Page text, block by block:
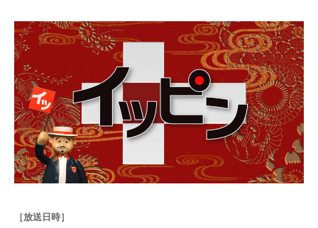
［放送日時］
企画実現部
リクルート
会社概要
お問合せ